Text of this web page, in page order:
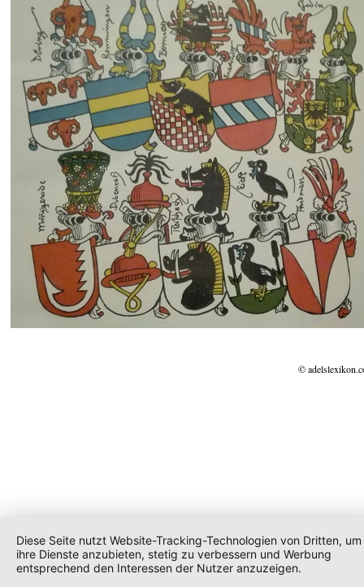
©
Diese Seite nutzt Website-Tracking-Technologien von Dritten, um
ihre Dienste anzubieten, stetig zu verbessern und Werbung
entsprechend den Interessen der Nutzer anzuzeigen.